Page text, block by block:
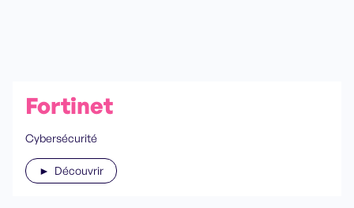
Fortinet
Cybersécurité
► Découvrir